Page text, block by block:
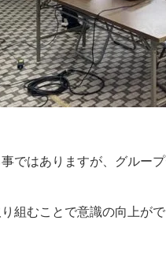
ではありますが、グルー
組むことで意識の向上が